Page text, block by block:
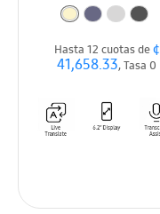
Hasta 12 cuotas de¢
41,658.33, Tasa 0